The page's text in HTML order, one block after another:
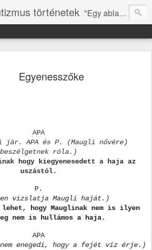
történetek "Egy ablakot kell nyitni, hogy tudja, mi is itt vagyunk." (N.ZS.)
Egyenesszőke
APA
jár. APA és P. (Maugli nővére)
beszélgetnek róla.)
hogy kiegyenesedett a haja az
uszástól.
P.
vizslatja Maugli haját.)
lehet, hogy Mauglinak nem is ilyen
nem is hullámos a haja.
APA
enegedi, hogy a fejét víz érje.)